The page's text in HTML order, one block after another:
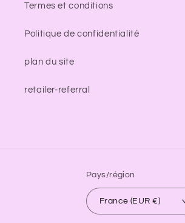
Termes et conditions
Politique de confidentialité
plan du site
retailer-referral
Pays/région
France (EUR €)